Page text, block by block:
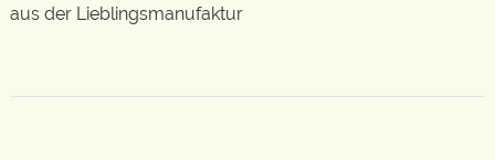
aus der Lieblingsmanufaktur